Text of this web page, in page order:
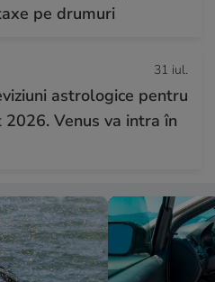
pe drumuri
31 iul.
astrologice pentru
Venus va intra în